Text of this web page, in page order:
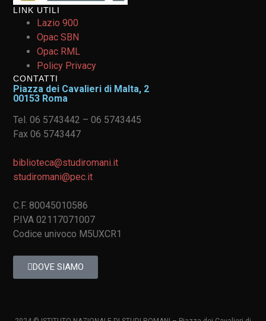
LINK UTILI
Lazio 900
Opac SBN
Opac RML
Policy Privacy
CONTATTI
Piazza dei Cavalieri di Malta, 2
00153 Roma
Tel. 06 5743442 – 06 5743445
Fax 06 5743447
biblioteca@studiromani.it
studiromani@pec.it
C.F. 80045010586
P.IVA 02117071007
Codice univoco M5UXCR1
DOVE SIAMO